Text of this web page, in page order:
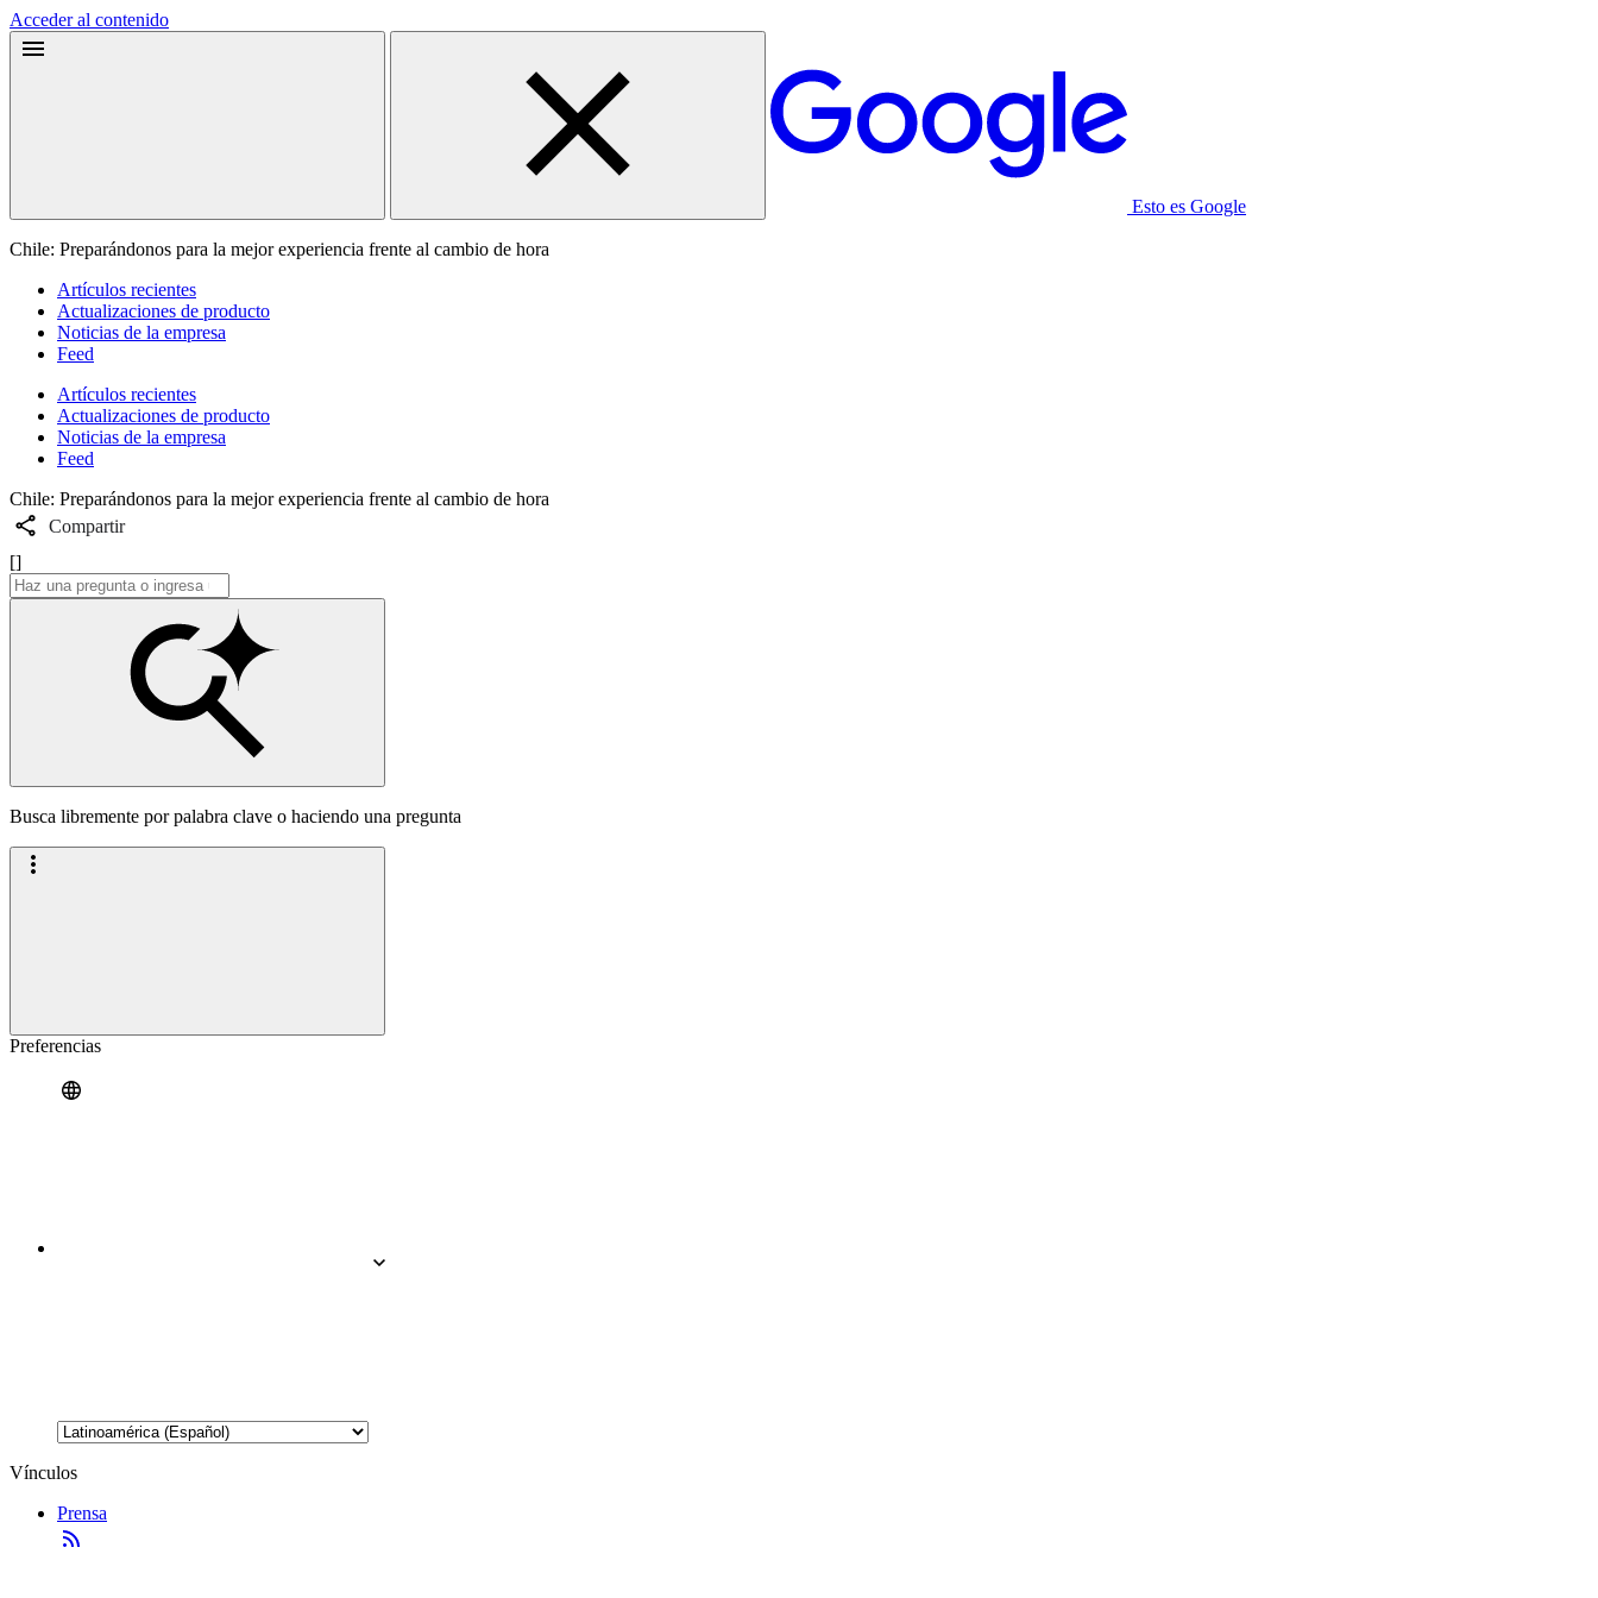
Acceder al contenido
Esto es Google
Chile: Preparándonos para la mejor experiencia frente al cambio de hora
Artículos recientes
Actualizaciones de producto
Noticias de la empresa
Feed
Artículos recientes
Actualizaciones de producto
Noticias de la empresa
Feed
Chile: Preparándonos para la mejor experiencia frente al cambio de hora
Compartir
[]
Busca libremente por palabra clave o haciendo una pregunta
Preferencias
Vínculos
Prensa